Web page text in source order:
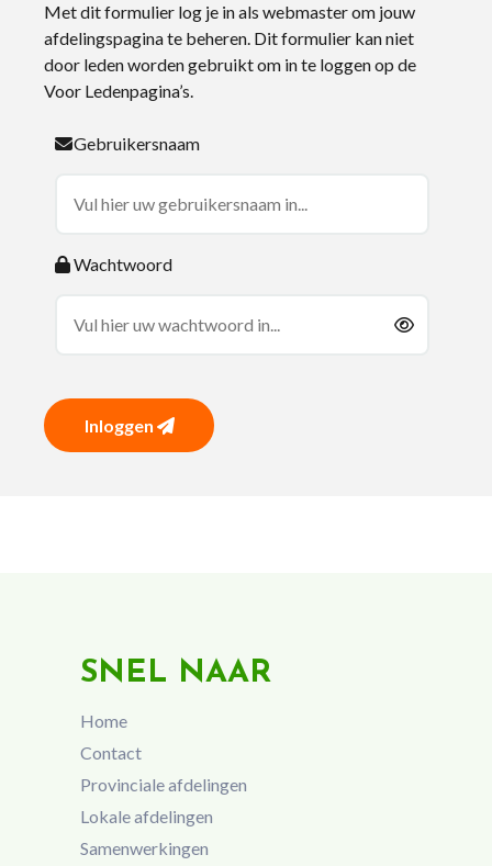
Met dit formulier log je in als webmaster om jouw
afdelingspagina te beheren. Dit formulier kan niet
door leden worden gebruikt om in te loggen op de
Voor Ledenpagina’s.
Gebruikersnaam
Wachtwoord
Inloggen
SNEL NAAR
Home
Contact
Provinciale afdelingen
Lokale afdelingen
Samenwerkingen